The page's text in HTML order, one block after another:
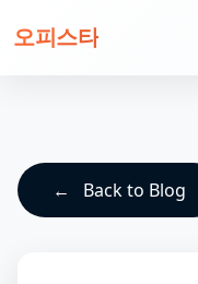
오피스타
Back to Blog